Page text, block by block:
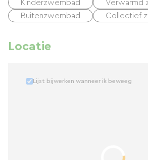
Kinderzwembad
Verwarmd
Buitenzwembad
Collectief
Locatie
Lijst bijwerken wanneer ik beweeg